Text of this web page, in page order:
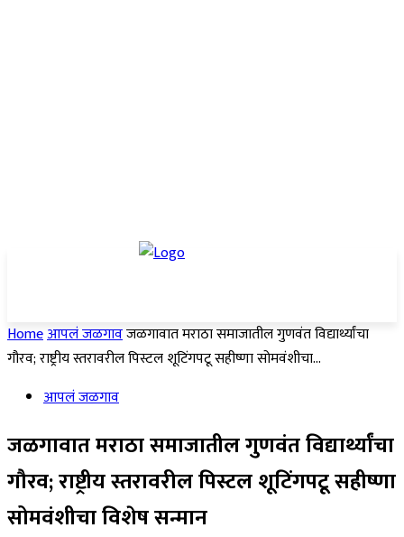
Homeआपलं जळगावजळगावात मराठा समाजातील गुणवंत विद्यार्थ्यांचा
गौरव; राष्ट्रीय स्तरावरील पिस्टल शूटिंगपटू सहीष्णा सोमवंशीचा...
आपलं जळगाव
जळगावात मराठा समाजातील गुणवंत विद्यार्थ्यांचा
गौरव; राष्ट्रीय स्तरावरील पिस्टल शूटिंगपटू सहीष्णा
सोमवंशीचा विशेष सन्मान